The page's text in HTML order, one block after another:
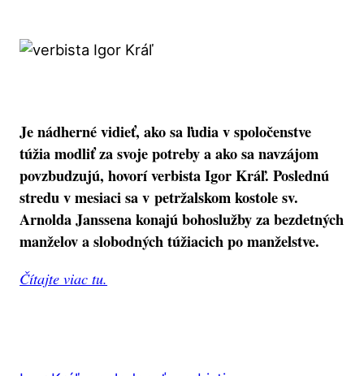
Je nádherné vidieť, ako sa ľudia v spoločenstve
túžia modliť za svoje potreby a ako sa navzájom
povzbudzujú, hovorí verbista Igor Kráľ. Poslednú
stredu v mesiaci sa v petržalskom kostole sv.
Arnolda Janssena konajú bohoslužby za bezdetných
manželov a slobodných túžiacich po manželstve.
Čítajte viac tu.